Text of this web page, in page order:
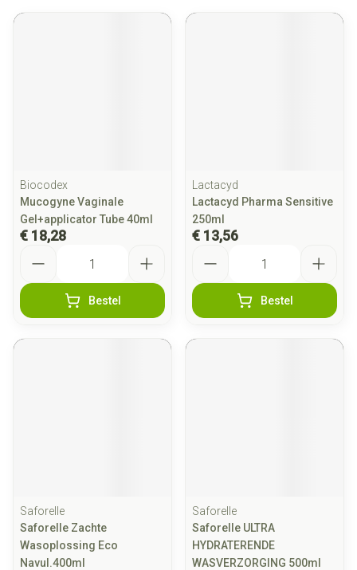
Biocodex
Mucogyne Vaginale
Gel+applicator Tube 40ml
€ 18,28
Bestel
Lactacyd
Lactacyd Pharma Sensitive
250ml
€ 13,56
Bestel
Saforelle
Saforelle Zachte
Wasoplossing Eco
Navul.400ml
Saforelle
Saforelle ULTRA
HYDRATERENDE
WASVERZORGING 500ml